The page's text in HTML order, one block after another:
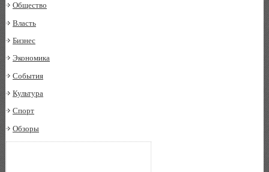
Общество
Власть
Бизнес
Экономика
События
Культура
Спорт
Обзоры